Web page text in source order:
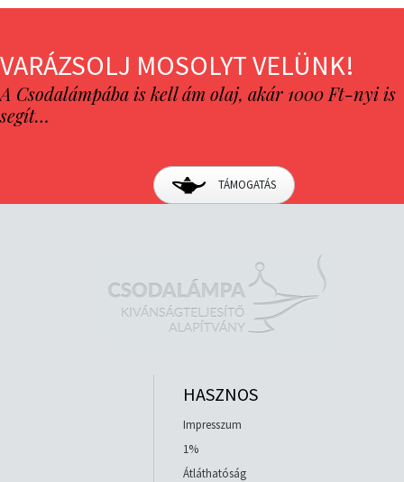
VARÁZSOLJ MOSOLYT VELÜNK!
A Csodalámpába is kell ám olaj, akár 1000 Ft-nyi is
segít…
TÁMOGATÁS
HASZNOS
Impresszum
1%
Átláthatóság